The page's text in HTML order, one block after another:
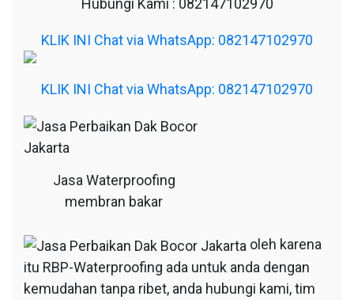
KLIK INI Chat via WhatsApp: 082147102970
KLIK INI Chat via WhatsApp: 082147102970
Jasa Waterproofing
membran bakar
oleh karena
itu RBP-Waterproofing ada untuk anda dengan
kemudahan tanpa ribet, anda hubungi kami, tim